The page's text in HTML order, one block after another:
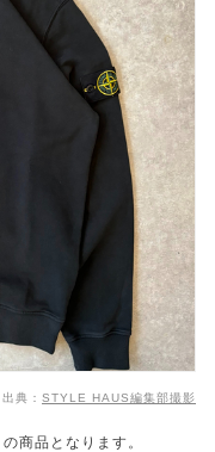
出典： STYLE HAUS編集部撮影
商品となります。